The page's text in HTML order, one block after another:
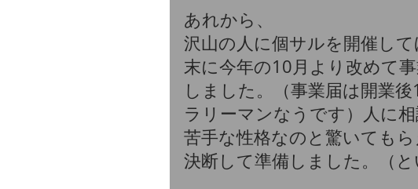
あれから、
沢山の人に個サルを開催し
末に今年の10月より改めて
しました。（事業届は開業
ラリーマンなうです）人に
苦手な性格なのと驚いても
決断して準備しました。（